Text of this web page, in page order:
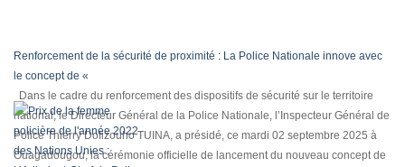
Renforcement de la sécurité de proximité : La Police Nationale innove avec
le concept de «
Dans le cadre du renforcement des dispositifs de sécurité sur le territoire
national, le Directeur Général de la Police Nationale, l’Inspecteur Général de
Police Thierry Dofizouho TUINA, a présidé, ce mardi 02 septembre 2025 à
Ouagadougou, la cérémonie officielle de lancement du nouveau concept de